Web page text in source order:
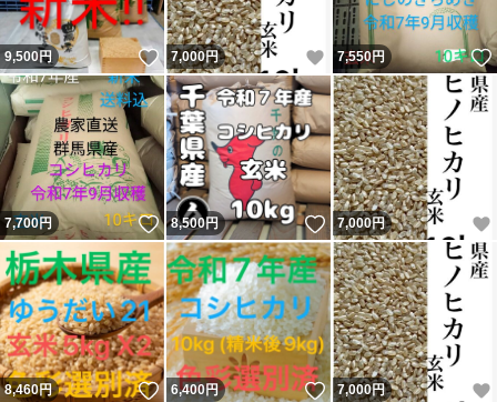
9,500円 いいね！
7,000円 いいね！
7,550円
7,700円 いいね！
8,500円 いいね！
7,000円
8,460円 いいね！
6,400円 いいね！
7,000円